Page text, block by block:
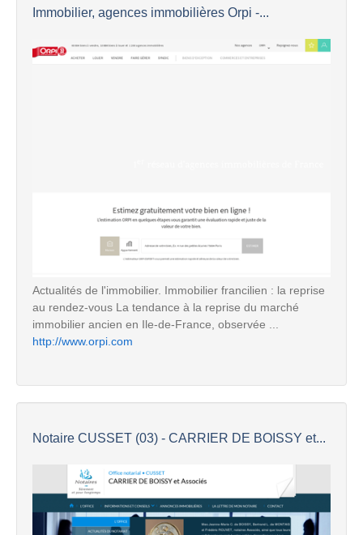
Immobilier, agences immobilières Orpi -...
Actualités de l'immobilier. Immobilier francilien : la reprise
au rendez-vous La tendance à la reprise du marché
immobilier ancien en Ile-de-France, observée ...
http://www.orpi.com
Notaire CUSSET (03) - CARRIER DE BOISSY et...